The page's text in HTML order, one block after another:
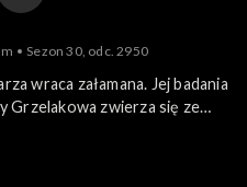
Sezon 30, odc. 2950
wraca załamana. Jej badania
Grzelakowa zwierza się ze
równie przygnębionego,
Dwoickiego.